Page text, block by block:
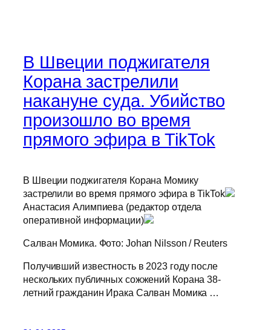
В Швеции поджигателя
Корана застрелили
накануне суда. Убийство
произошло во время
прямого эфира в TikTok
В Швеции поджигателя Корана Момику
застрелили во время прямого эфира в TikTok
Анастасия Алимпиева (редактор отдела
оперативной информации)
Салван Момика. Фото: Johan Nilsson / Reuters
Получивший известность в 2023 году после
нескольких публичных сожжений Корана 38-
летний гражданин Ирака Салван Момика …